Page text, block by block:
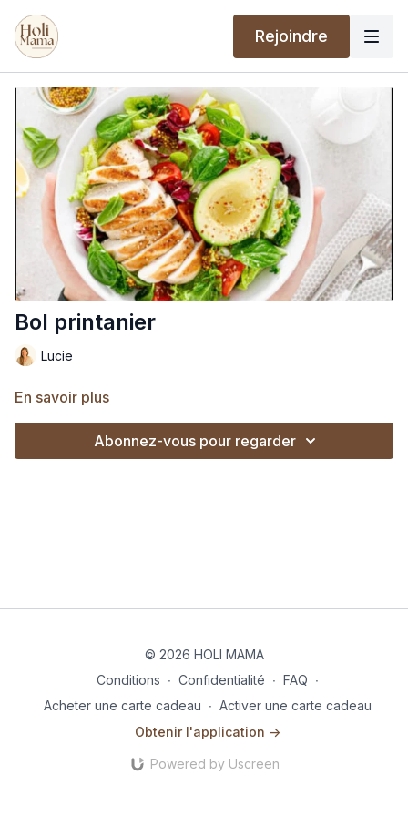
Rejoindre
Bol printanier
Lucie
En savoir plus
Abonnez-vous pour regarder
© 2026 HOLI MAMA
Conditions ∙ Confidentialité ∙ FAQ ∙
Acheter une carte cadeau ∙ Activer une carte cadeau
Obtenir l'application ->
Powered by Uscreen